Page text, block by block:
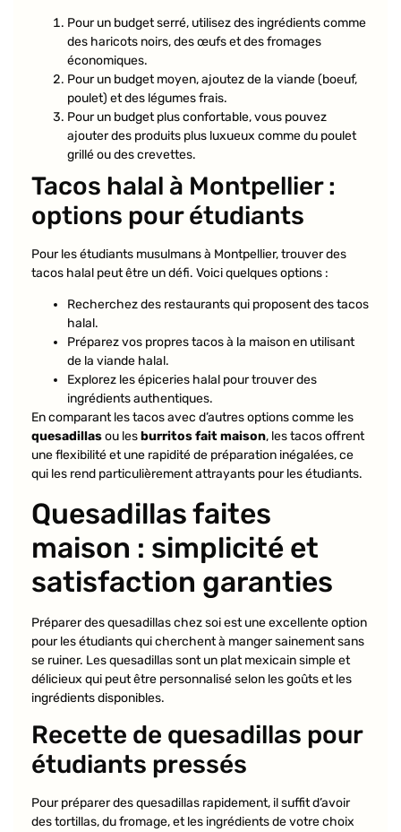
Pour un budget serré, utilisez des ingrédients comme
des haricots noirs, des œufs et des fromages
économiques.
Pour un budget moyen, ajoutez de la viande (boeuf,
poulet) et des légumes frais.
Pour un budget plus confortable, vous pouvez
ajouter des produits plus luxueux comme du poulet
grillé ou des crevettes.
Tacos halal à Montpellier :
options pour étudiants
Pour les étudiants musulmans à Montpellier, trouver des
tacos halal peut être un défi. Voici quelques options :
Recherchez des restaurants qui proposent des tacos
halal.
Préparez vos propres tacos à la maison en utilisant
de la viande halal.
Explorez les épiceries halal pour trouver des
ingrédients authentiques.
En comparant les tacos avec d’autres options comme les
quesadillasou lesburritos fait maison, les tacos offrent
une flexibilité et une rapidité de préparation inégalées, ce
qui les rend particulièrement attrayants pour les étudiants.
Quesadillas faites
maison : simplicité et
satisfaction garanties
Préparer des quesadillas chez soi est une excellente option
pour les étudiants qui cherchent à manger sainement sans
se ruiner. Les quesadillas sont un plat mexicain simple et
délicieux qui peut être personnalisé selon les goûts et les
ingrédients disponibles.
Recette de quesadillas pour
étudiants pressés
Pour préparer des quesadillas rapidement, il suffit d’avoir
des tortillas, du fromage, et les ingrédients de votre choix